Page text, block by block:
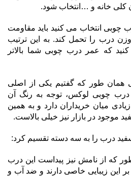
خانه و …انتخاب شود.
چوبی انتخاب می کنید باید مقاومت
وزن درب را تحمل کند. به این ترتیب
که عمر درب چوبی شما بالاتر
همان طور که گفتیم یکی از اصلی
درب چوبی لوکس، توجه به رنگ آن
میان خریداران دارد و به همین
موجود در بازار نیز خیلی بالاست.
درب را به سه دسته تقسیم کرد:
که از نامش نیز پیداست این درب
این زیبایی خاصی دارند و ضد آب و